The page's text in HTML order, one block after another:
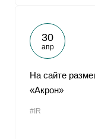
30
апр
На сайте
«Акрон»
#IR